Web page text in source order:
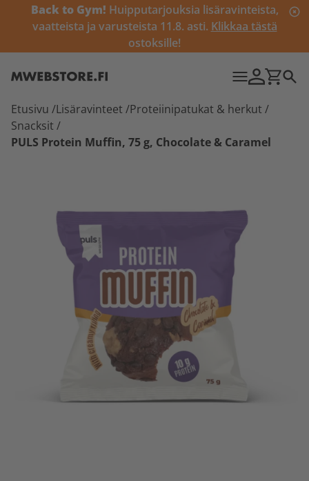
Back to Gym! Huipputarjouksia lisäravinteista,
vaatteista ja varusteista 11.8. asti. Klikkaa tästä
ostoksille!
Etusivu /Lisäravinteet /Proteiinipatukat & herkut /
Snacksit /
PULS Protein Muffin, 75 g, Chocolate & Caramel